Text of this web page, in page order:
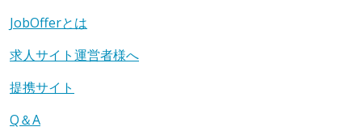
JobOfferとは
求人サイト運営者様へ
提携サイト
Q＆A